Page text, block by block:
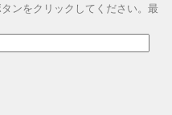
ンをクリックしてください。最